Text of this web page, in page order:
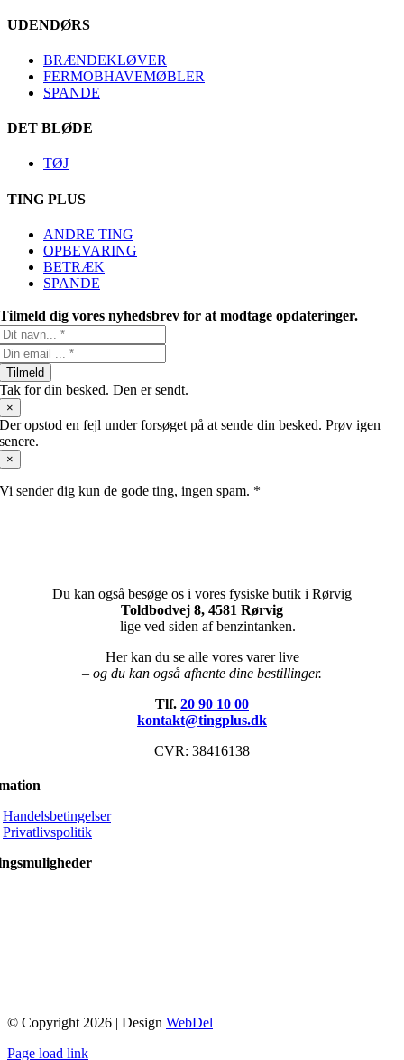
UDENDØRS
BRÆNDEKLØVER
FERMOBHAVEMØBLER
SPANDE
DET BLØDE
TØJ
TING PLUS
ANDRE TING
OPBEVARING
BETRÆK
SPANDE
Tilmeld dig vores nyhedsbrev for at modtage opdateringer.
Tilmeld
Tak for din besked. Den er sendt.
×
Der opstod en fejl under forsøget på at sende din besked. Prøv igen
senere.
×
Vi sender dig kun de gode ting, ingen spam. *
Du kan også besøge os i vores fysiske butik i Rørvig
Toldbodvej 8, 4581 Rørvig
– lige ved siden af benzintanken.
Her kan du se alle vores varer live
– og du kan også afhente dine bestillinger.
Tlf. 20 90 10 00
kontakt@tingplus.dk
CVR: 38416138
Handelsbetingelser
Privatlivspolitik
© Copyright 2026 | Design WebDel
Page load link